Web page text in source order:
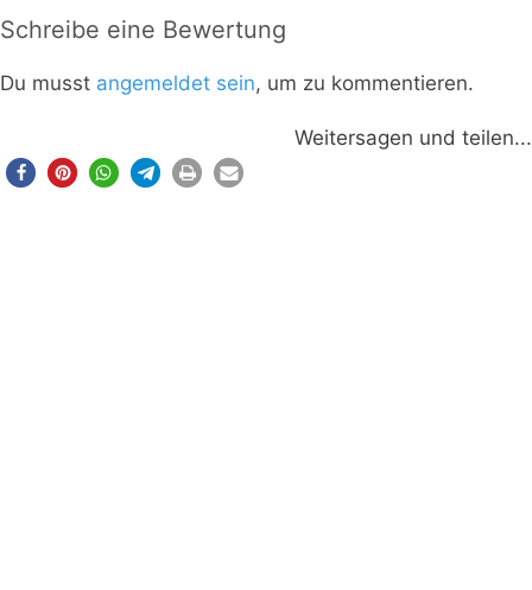
Schreibe eine Bewertung
Du musst angemeldet sein, um zu kommentieren.
Weitersagen und teilen...